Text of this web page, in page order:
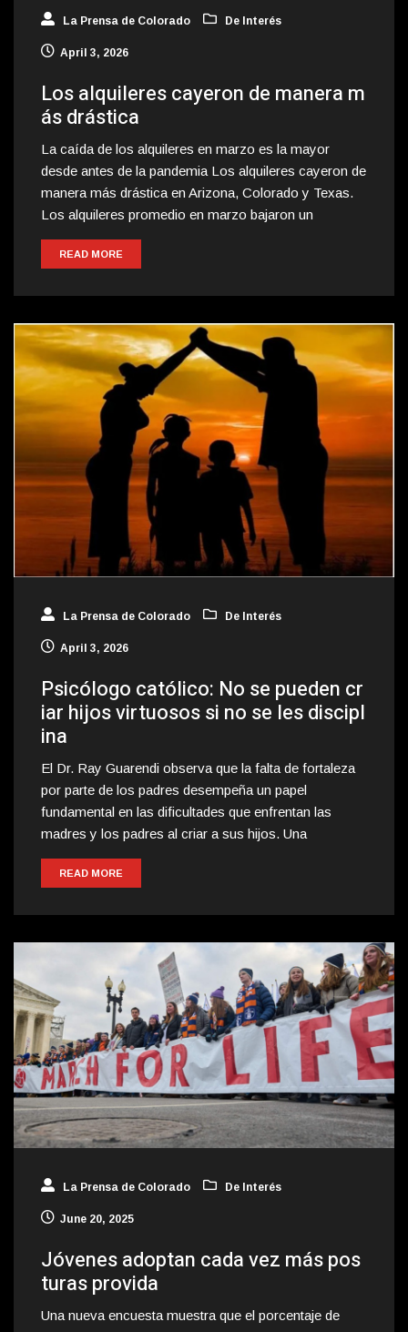
La Prensa de Colorado De Interés
April 3, 2026
Los alquileres cayeron de manera m
ás drástica
La caída de los alquileres en marzo es la mayor
desde antes de la pandemia Los alquileres cayeron de
manera más drástica en Arizona, Colorado y Texas.
Los alquileres promedio en marzo bajaron un
READ MORE
La Prensa de Colorado De Interés
April 3, 2026
Psicólogo católico: No se pueden cr
iar hijos virtuosos si no se les discipl
ina
El Dr. Ray Guarendi observa que la falta de fortaleza
por parte de los padres desempeña un papel
fundamental en las dificultades que enfrentan las
madres y los padres al criar a sus hijos. Una
READ MORE
La Prensa de Colorado De Interés
June 20, 2025
Jóvenes adoptan cada vez más pos
turas provida
Una nueva encuesta muestra que el porcentaje de